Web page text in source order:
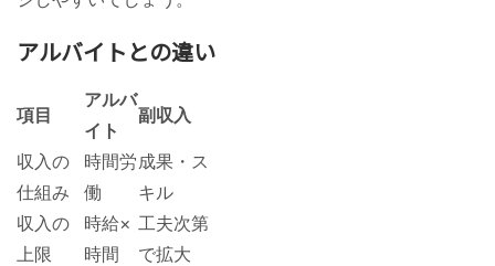
アルバイトとの違い
項目
アルバ
イト
副収入
収入の
仕組み
時間労
働
成果・ス
キル
収入の
上限
時給×
時間
工夫次第
で拡大